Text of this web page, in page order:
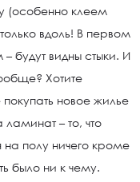
(особенно клеем
вдоль! В первом
будут видны стыки. И
Хотите
новое жилье
– то, что
полу ничего кроме
было ни к чему.